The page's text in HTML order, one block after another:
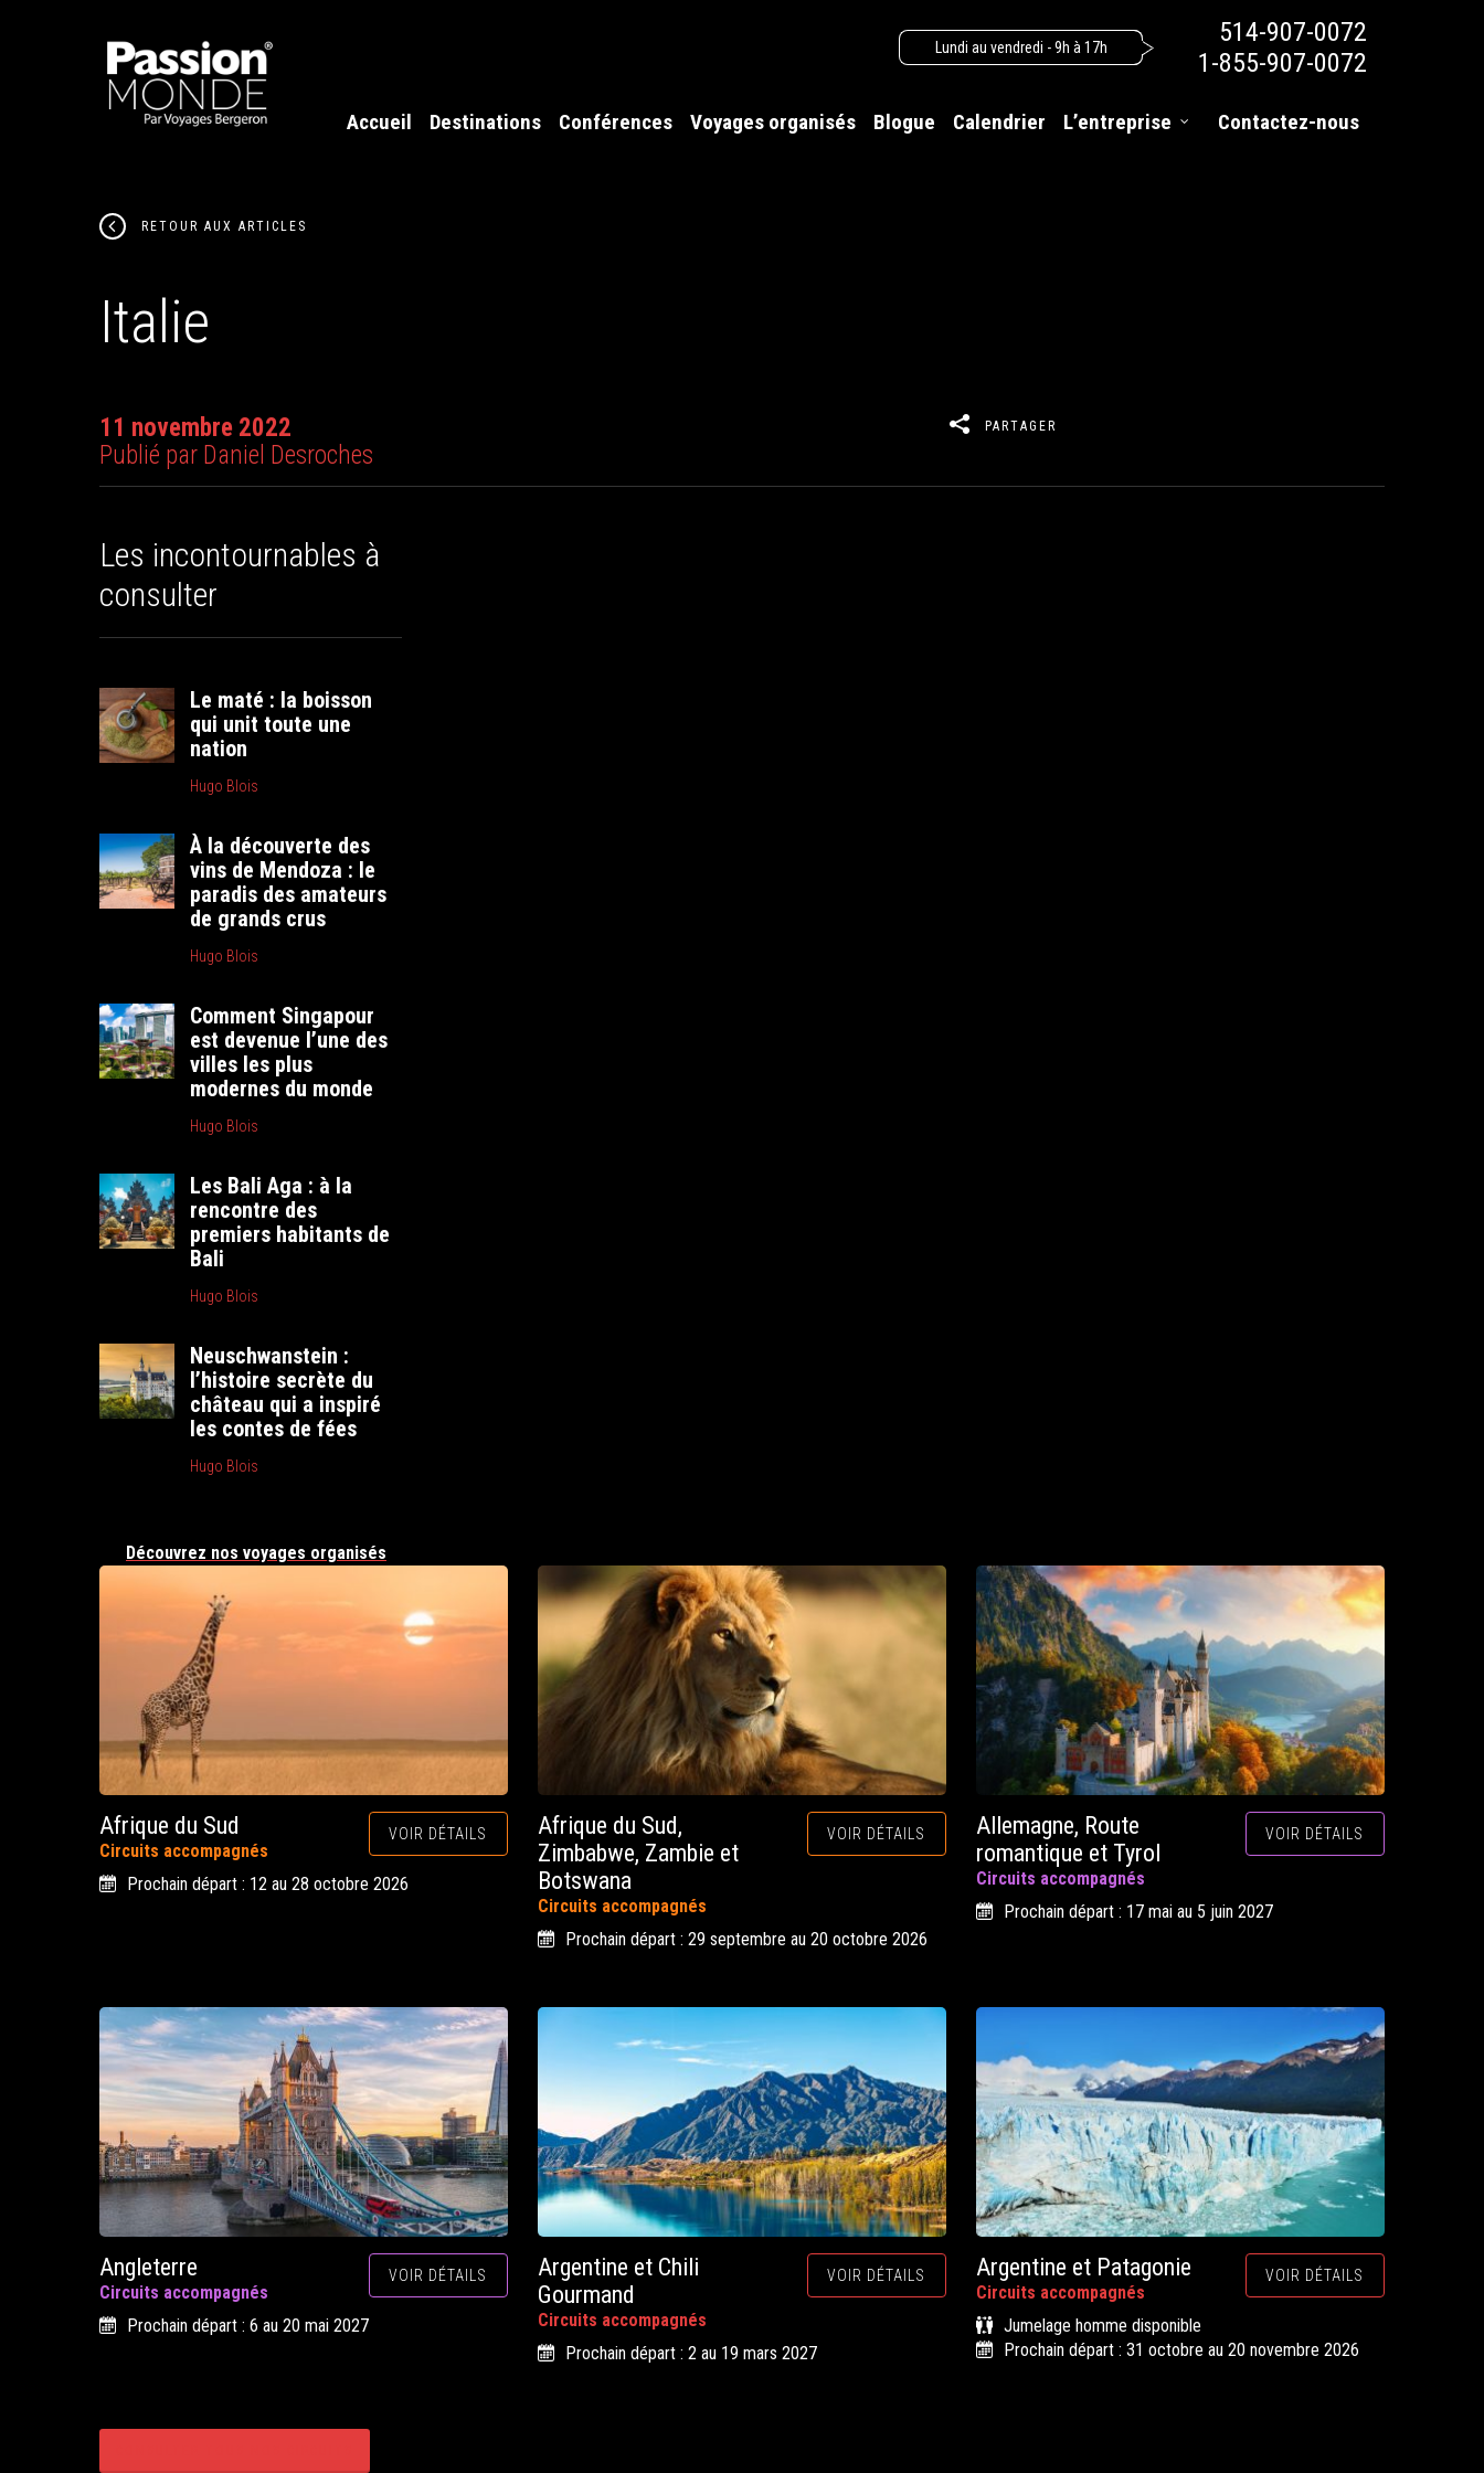
Lundi au vendredi - 9h à 17h
514-907-0072
1-855-907-0072
Accueil Destinations Conférences Voyages organisés Blogue Calendrier L’entreprise Contactez-nous
RETOUR AUX ARTICLES
Italie
11 novembre 2022
Publié par Daniel Desroches
PARTAGER
Les incontournables à
consulter
Le maté : la boisson
qui unit toute une
nation
Hugo Blois
À la découverte des
vins de Mendoza : le
paradis des amateurs
de grands crus
Hugo Blois
Comment Singapour
est devenue l’une des
villes les plus
modernes du monde
Hugo Blois
Les Bali Aga : à la
rencontre des
premiers habitants de
Bali
Hugo Blois
Neuschwanstein :
l’histoire secrète du
château qui a inspiré
les contes de fées
Hugo Blois
Découvrez nos voyages organisés
Afrique du Sud
Circuits accompagnés
VOIR DÉTAILS
Prochain départ : 12 au 28 octobre 2026
Afrique du Sud,
Zimbabwe, Zambie et
Botswana
Circuits accompagnés
VOIR DÉTAILS
Prochain départ : 29 septembre au 20 octobre 2026
Allemagne, Route
romantique et Tyrol
Circuits accompagnés
VOIR DÉTAILS
Prochain départ : 17 mai au 5 juin 2027
Angleterre
Circuits accompagnés
VOIR DÉTAILS
Prochain départ : 6 au 20 mai 2027
Argentine et Chili
Gourmand
Circuits accompagnés
VOIR DÉTAILS
Prochain départ : 2 au 19 mars 2027
Argentine et Patagonie
Circuits accompagnés
VOIR DÉTAILS
Jumelage homme disponible
Prochain départ : 31 octobre au 20 novembre 2026